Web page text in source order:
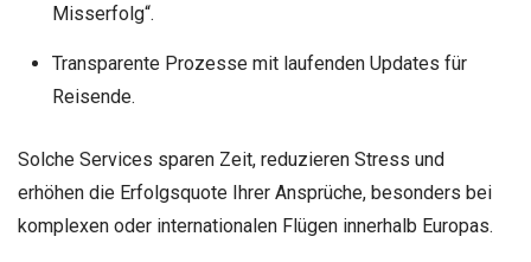
Misserfolg“.
Transparente Prozesse mit laufenden Updates für
Reisende.
Solche Services sparen Zeit, reduzieren Stress und
erhöhen die Erfolgsquote Ihrer Ansprüche, besonders bei
komplexen oder internationalen Flügen innerhalb Europas.